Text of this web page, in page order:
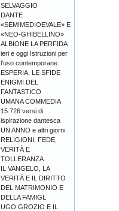
SELVAGGIO
DANTE
«SEMIMEDIOEVALE» E
«NEO-GHIBELLINO»
ALBIONE LA PERFIDA
ieri e oggi Istruzioni per
l’uso contemporane
ESPERIA, LE SFIDE
ENIGMI DEL
FANTASTICO
UMANA COMMEDIA
15.726 versi di
ispirazione dantesca
UN ANNO e altri giorni
RELIGIONI, FEDE,
VERITÀ E
TOLLERANZA
IL VANGELO, LA
VERITÀ E IL DIRITTO
DEL MATRIMONIO E
DELLA FAMIGL
UGO GROZIO E IL